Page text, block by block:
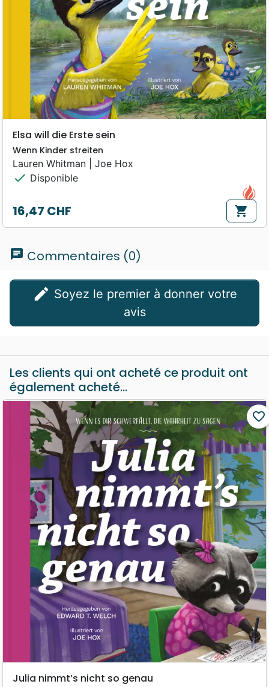
Elsa will die Erste sein
Wenn Kinder streiten
Lauren Whitman | Joe Hox
check Disponible
Prix
16,47 CHF shopping_cart
chat Commentaires (0)
edit
avis
Les clients qui ont acheté ce produit ont
également acheté...
favorite_border
Julia nimmt’s nicht so genau